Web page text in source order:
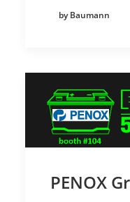
by Baumann
PENOX